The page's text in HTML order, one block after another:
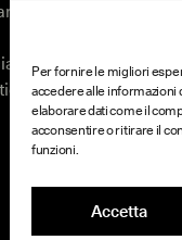
Per fornire le migliori
accedere alle informazioni
elaborare dati come il
acconsentire o ritirare il
funzioni.
Accetta